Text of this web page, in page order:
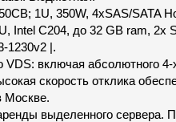
1U, 350W, 4xSAS/SATA
Intel C204, до 32 GB ram, 2x
1230v2 |.
включая абсолютного 4-
скорость отклика
Москве.
выделенного сервера.